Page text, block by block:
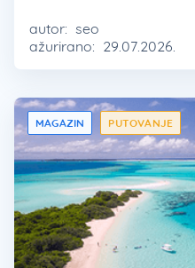
autor: seo
ažurirano: 29.07.2026.
MAGAZIN PUTOVANJE